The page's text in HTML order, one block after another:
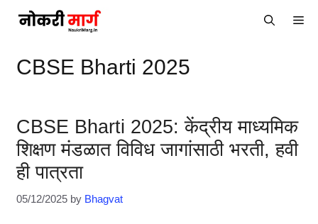
CBSE Bharti 2025
CBSE Bharti 2025: केंद्रीय माध्यमिक
शिक्षण मंडळात विविध जागांसाठी भरती, हवी
ही पात्रता
05/12/2025 by Bhagvat